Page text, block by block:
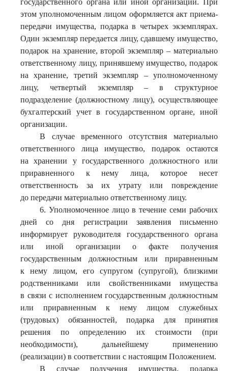
государственного органа или иной организации. При
этом уполномоченным лицом оформляется акт приема-
передачи имущества, подарка в четырех экземплярах.
Один экземпляр передается лицу, сдавшему имущество,
подарок на хранение, второй экземпляр – материально
ответственному лицу, принявшему имущество, подарок
на хранение, третий экземпляр – уполномоченному
лицу, четвертый экземпляр – в структурное
подразделение (должностному лицу), осуществляющее
бухгалтерский учет в государственном органе, иной
организации.
В случае временного отсутствия материально
ответственного лица имущество, подарок остаются
на хранении у государственного должностного или
приравненного к нему лица, которое несет
ответственность за их утрату или повреждение
до передачи материально ответственному лицу.
6. Уполномоченное лицо в течение семи рабочих
дней со дня регистрации заявления письменно
информирует руководителя государственного органа
или иной организации о факте получения
государственным должностным или приравненным
к нему лицом, его супругом (супругой), близкими
родственниками или свойственниками имущества
в связи с исполнением государственным должностным
или приравненным к нему лицом служебных
(трудовых) обязанностей, подарка для принятия
решения по определению их стоимости (при
необходимости), дальнейшему применению
(реализации) в соответствии с настоящим Положением.
В случае получения имущества, подарка